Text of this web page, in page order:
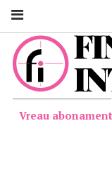
Vreau abonament